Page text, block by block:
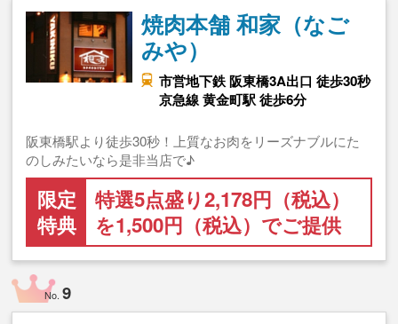
焼肉本舗 和家（なご
みや）
市営地下鉄 阪東橋3A出口 徒歩30秒
京急線 黄金町駅 徒歩6分
阪東橋駅より徒歩30秒！上質なお肉をリーズナブルにた
のしみたいなら是非当店で♪
限定
特典
特選5点盛り2,178円（税込）
を1,500円（税込）でご提供
No.9